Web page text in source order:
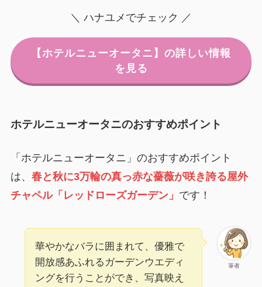
＼ ハナユメでチェック ／
【ホテルニューオータニ】の詳しい情報
を見る
ホテルニューオータニのおすすめポイント
「ホテルニューオータニ」のおすすめポイント
は、 春と秋に3万輪の真っ赤な薔薇が咲き誇る屋外
チャペル「レッドローズガーデン」 です！
筆者
華やかなバラに囲まれて、優雅で
開放感あふれるガーデンウエディ
ングを行うことができ、写真映え